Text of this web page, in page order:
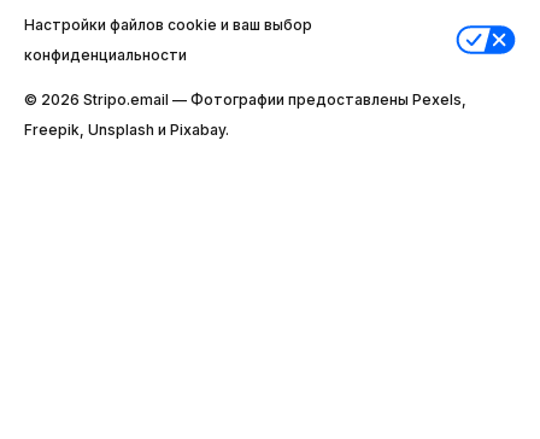
Настройки файлов cookie и ваш выбор
конфиденциальности
© 2026 Stripо.email — Фотографии предоставлены Pexels,
Freepik, Unsplash и Pixabay.